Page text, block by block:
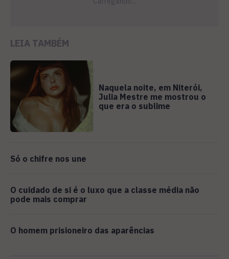
LEIA TAMBÉM
Naquela noite, em Niterói,
Julia Mestre me mostrou o
que era o sublime
Só o chifre nos une
O cuidado de si é o luxo que a classe média não
pode mais comprar
O homem prisioneiro das aparências